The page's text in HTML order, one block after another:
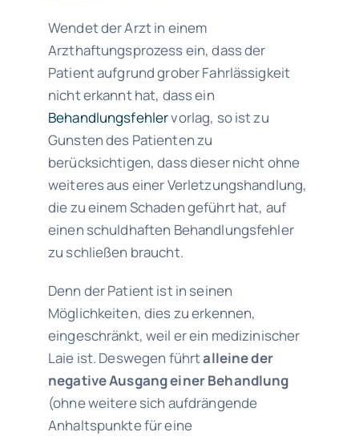
Wendet der Arzt in einem
Arzthaftungsprozess ein, dass der
Patient aufgrund grober Fahrlässigkeit
nicht erkannt hat, dass ein
Behandlungsfehlervorlag, so ist zu
Gunsten des Patienten zu
berücksichtigen, dass dieser nicht ohne
weiteres aus einer Verletzungshandlung,
die zu einem Schaden geführt hat, auf
einen schuldhaften Behandlungsfehler
zu schließen braucht.
Denn der Patient ist in seinen
Möglichkeiten, dies zu erkennen,
eingeschränkt, weil er ein medizinischer
Laie ist. Deswegen führtalleine der
negative Ausgang einer Behandlung
(ohne weitere sich aufdrängende
Anhaltspunkte für eine